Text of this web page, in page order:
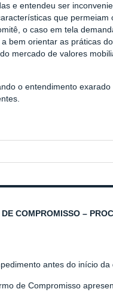
e entendeu ser
que
o caso em tela
bem orientar as práticas
mercado de valores
o entendimento
COMPROMISSO –
antes do início da
de Compromisso